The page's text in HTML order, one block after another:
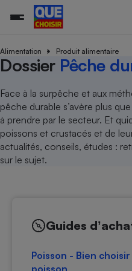
Alimentation Produit alimentaire
Dossier Pêche
Face à la surpêche et aux
pêche durable s’avère plus
à prendre par le secteur. Et
poissons et crustacés et de
actualités, conseils, études :
sur le sujet.
Guides
Poisson - Bien choisir
poisson
Toutes les actualités
Enquêtes
Guides d'achat
Conseils
Brèves
Tous les services
Soumettre un litige
Tous nos combats
Nos actions
Nos grandes victoires
Les billets de la
Nos associations locales
nous ?
L’association
Nos missions
Notre méthodologie
Notre financement
Nos partenaires